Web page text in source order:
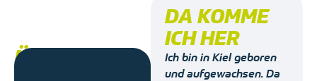
ÜBER MICH
DA KOMME
ICH HER
Ich bin in Kiel geboren
und aufgewachsen. Da